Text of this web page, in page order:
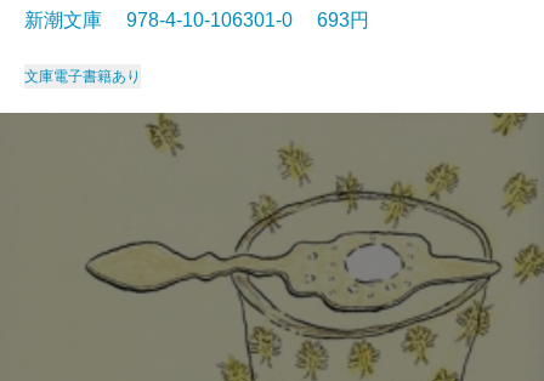
新潮文庫 978-4-10-106301-0 693円
文庫電子書籍あり